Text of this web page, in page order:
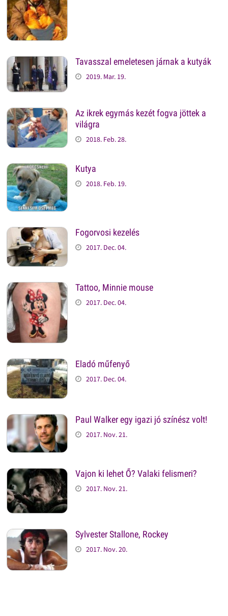
Tavasszal emeletesen járnak a kutyák
2019. Mar. 19.
Az ikrek egymás kezét fogva jöttek a
világra
2018. Feb. 28.
Kutya
2018. Feb. 19.
Fogorvosi kezelés
2017. Dec. 04.
Tattoo, Minnie mouse
2017. Dec. 04.
Eladó műfenyő
2017. Dec. 04.
Paul Walker egy igazi jó színész volt!
2017. Nov. 21.
Vajon ki lehet Ő? Valaki felismeri?
2017. Nov. 21.
Sylvester Stallone, Rockey
2017. Nov. 20.